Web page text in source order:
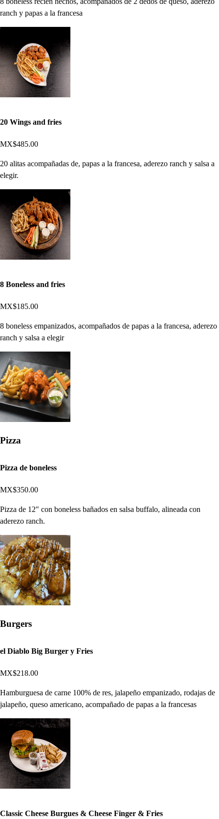
ranch y papas a la francesa
20 Wings and fries
MX$485.00
20 alitas acompañadas de, papas a la francesa, aderezo ranch y salsa a
elegir.
8 Boneless and fries
MX$185.00
8 boneless empanizados, acompañados de papas a la francesa, aderezo
ranch y salsa a elegir
Pizza
Pizza de boneless
MX$350.00
Pizza de 12" con boneless bañados en salsa buffalo, alineada con
aderezo ranch.
Burgers
el Diablo Big Burger y Fries
MX$218.00
Hamburguesa de carne 100% de res, jalapeño empanizado, rodajas de
jalapeño, queso americano, acompañado de papas a la francesas
Classic Cheese Burgues & Cheese Finger & Fries